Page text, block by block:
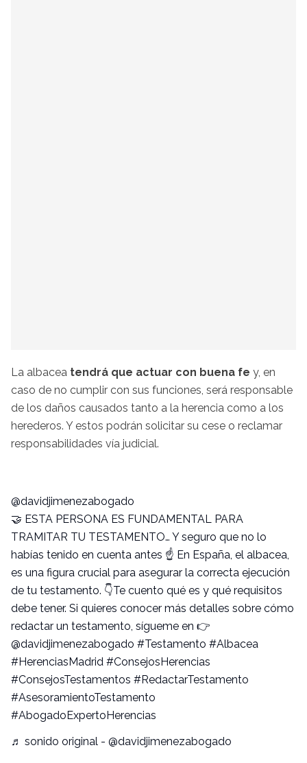
La albacea tendrá que actuar con buena fe y, en
caso de no cumplir con sus funciones, será responsable
de los daños causados tanto a la herencia como a los
herederos. Y estos podrán solicitar su cese o reclamar
responsabilidades vía judicial.
@davidjimenezabogado
🤝 ESTA PERSONA ES FUNDAMENTAL PARA
TRAMITAR TU TESTAMENTO… Y seguro que no lo
habías tenido en cuenta antes ☝ En España, el albacea,
es una figura crucial para asegurar la correcta ejecución
de tu testamento. 👇Te cuento qué es y qué requisitos
debe tener. Si quieres conocer más detalles sobre cómo
redactar un testamento, sígueme en 👉
@davidjimenezabogado #Testamento #Albacea
#HerenciasMadrid #ConsejosHerencias
#ConsejosTestamentos #RedactarTestamento
#AsesoramientoTestamento
#AbogadoExpertoHerencias
♬ sonido original - @davidjimenezabogado